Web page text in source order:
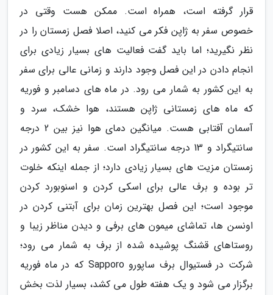
قرار گرفته است، همراه است. ممکن هست وقتی در
خصوص سفر به ژاپن فکر می کنید، اصلا فصل زمستان را در
نظر نگیرید؛ اما باید گفت فعالیت های بسیار زیادی برای
انجام دادن در این فصل وجود دارند و زمانی عالی برای سفر
به این کشور به شمار می رود. در ماه های دسامبر و فوریه
که ماه های زمستانی ژاپن هستند، هوا خشک، سرد و
آسمان آفتابی هست. میانگین دمای هوا نیز بین 2 درجه
سانتیگراد و 13 درجه سانتیگراد است. سفر به این کشور در
زمستان مزیت های بسیار زیادی دارد؛ از جمله اینکه خلوت
تر بوده و برف عالی برای اسکی کردن و اسنوبورد کردن
موجود است؛ این فصل بهترین زمان برای آبتنی کردن در
اونسن ها، تماشای میمون های برفی و دیدن مناظر زیبا و
روستاهای قشنگ پوشیده شده از برف به شمار می رود؛
شرکت در فستیوال برف ساپورو Sapporo که در ماه فوریه
برگزار می شود و یک هفته طول می کشد، بسیار لذت بخش